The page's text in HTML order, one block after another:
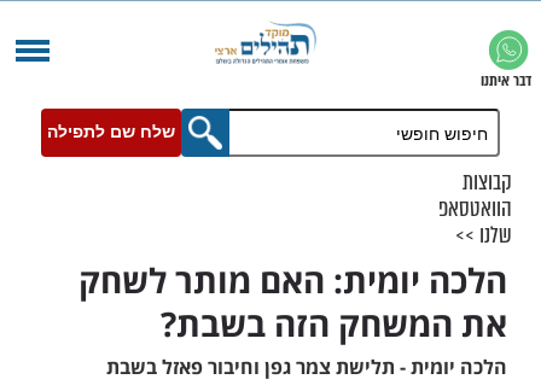
שלח שם לתפילה
האם מותר לשחק